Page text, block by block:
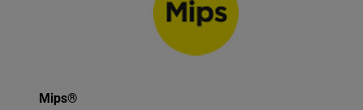
Mips®